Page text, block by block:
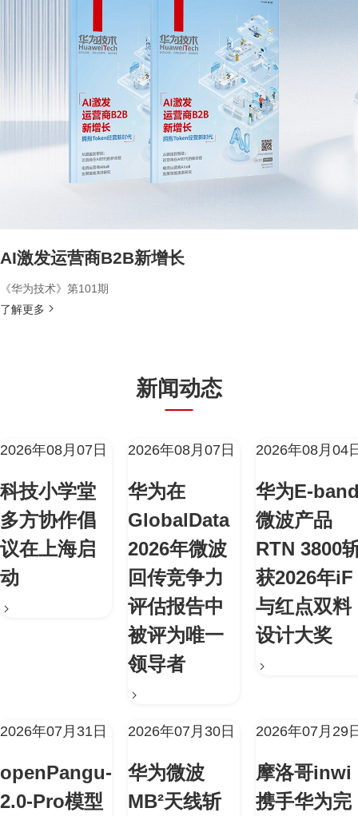
AI激发运营商B2B新增长
《华为技术》第101期
了解更多
新闻动态
2026年08月07日
科技小学堂
多方协作倡
议在上海启
动
2026年08月07日
华为在
GlobalData
2026年微波
回传竞争力
评估报告中
被评为唯一
领导者
2026年08月04
华为E-
微波产品
RTN 3800
获2026年iF
与红点双料
设计大奖
2026年07月31日
openPangu-
2.0-Pro模型
2026年07月30日
华为微波
MB²天线斩
2026年07月29
摩洛哥inwi
携手华为完